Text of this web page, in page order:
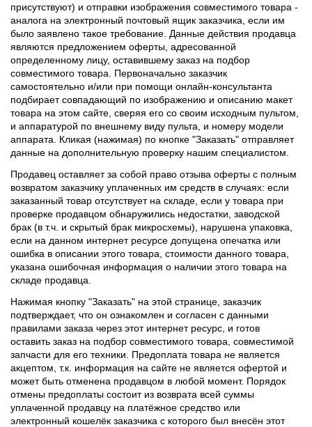
присутствуют) и отправки изображения совместимого товара -
аналога на электронный почтовый ящик заказчика, если им
было заявлено такое требование. Данные действия продавца
являются предложением оферты, адресованной
определенному лицу, оставившему заказ на подбор
совместимого товара. Первоначально заказчик
самостоятельно и/или при помощи онлайн-консультанта
подбирает совпадающий по изображению и описанию макет
товара на этом сайте, сверяя его со своим исходным пультом,
и аппаратурой по внешнему виду пульта, и номеру модели
аппарата. Кликая (нажимая) по кнопке "Заказать" отправляет
данные на дополнительную проверку нашим специалистом.
Продавец оставляет за собой право отзыва оферты с полным
возвратом заказчику уплаченных им средств в случаях: если
заказанный товар отсутствует на складе, если у товара при
проверке продавцом обнаружились недостатки, заводской
брак (в т.ч. и скрытый брак микросхемы), нарушена упаковка,
если на данном интернет ресурсе допущена опечатка или
ошибка в описании этого товара, стоимости данного товара,
указана ошибочная информация о наличии этого товара на
складе продавца.
Нажимая кнопку "Заказать" на этой странице, заказчик
подтверждает, что он ознакомлен и согласен с данными
правилами заказа через этот интернет ресурс, и готов
оставить заказ на подбор совместимого товара, совместимой
запчасти для его техники. Предоплата товара не является
акцептом, т.к. информация на сайте не является офертой и
может быть отменена продавцом в любой момент. Порядок
отмены предоплаты состоит из возврата всей суммы
уплаченной продавцу на платёжное средство или
электронный кошелёк заказчика с которого был внесён этот